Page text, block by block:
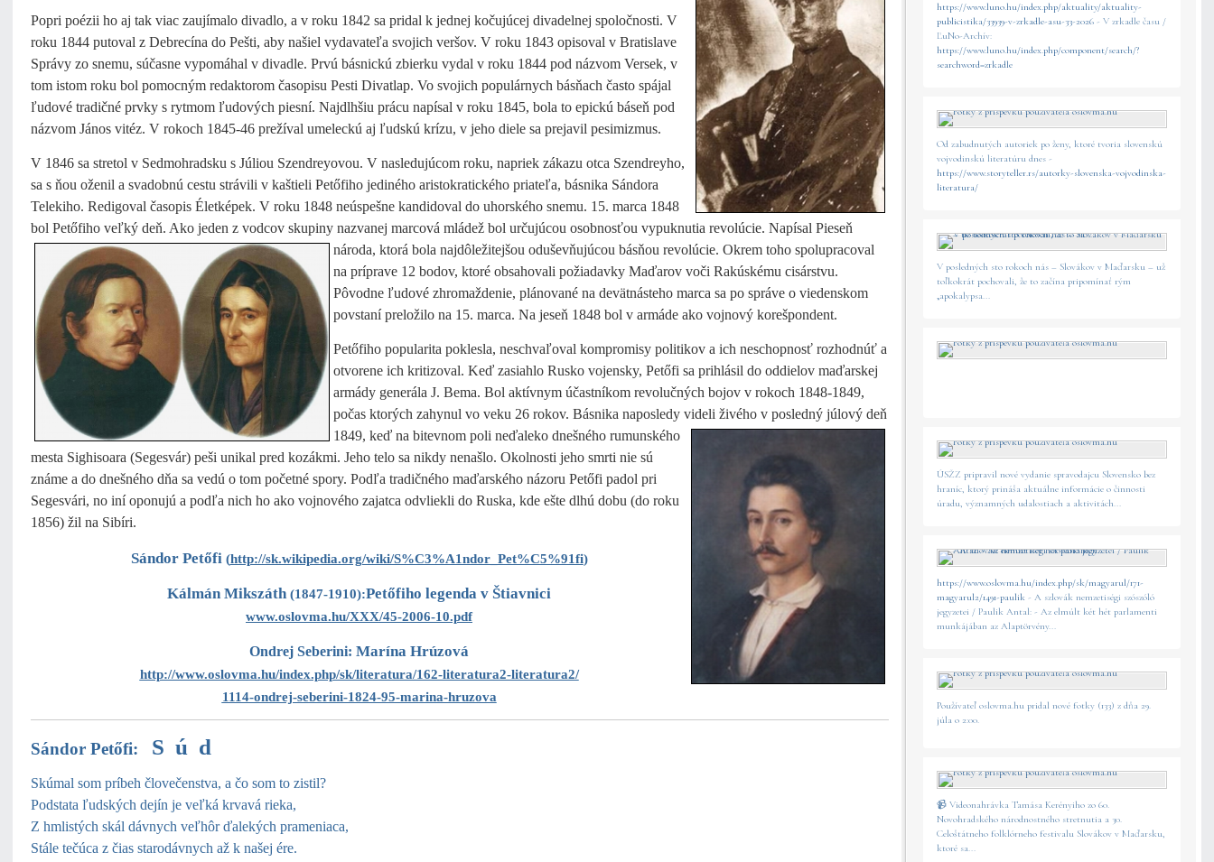
Popri poézii ho aj tak viac zaujímalo divadlo, a v roku 1842 sa pridal k jednej kočujúcej divadelnej spoločnosti. V
roku 1844 putoval z Debrecína do Pešti, aby našiel vydavateľa svojich veršov. V roku 1843 opisoval v Bratislave
Správy zo snemu, súčasne vypomáhal v divadle. Prvú básnickú zbierku vydal v roku 1844 pod názvom Versek, v
tom istom roku bol pomocným redaktorom časopisu Pesti Divatlap. Vo svojich populárnych básňach často spájal
ľudové tradičné prvky s rytmom ľudových piesní. Najdlhšiu prácu napísal v roku 1845, bola to epickú báseň pod
názvom János vitéz. V rokoch 1845-46 prežíval umeleckú aj ľudskú krízu, v jeho diele sa prejavil pesimizmus.
V 1846 sa stretol v Sedmohradsku s Júliou Szendreyovou. V nasledujúcom roku, napriek zákazu otca Szendreyho,
sa s ňou oženil a svadobnú cestu strávili v kaštieli Petőfiho jediného aristokratického priateľa, básnika Sándora
Telekiho. Redigoval časopis Életképek. V roku 1848 neúspešne kandidoval do uhorského snemu. 15. marca 1848
bol Petőfiho veľký deň. Ako jeden z vodcov skupiny nazvanej marcová mládež bol určujúcou osobnosťou vypuknutia revolúcie. Napísal Pieseň
národa, ktorá bola najdôležitejšou oduševňujúcou básňou revolúcie. Okrem toho spolupracoval
na príprave 12 bodov, ktoré obsahovali požiadavky Maďarov voči Rakúskému cisárstvu.
Pôvodne ľudové zhromaždenie, plánované na devätnásteho marca sa po správe o viedenskom
povstaní preložilo na 15. marca. Na jeseň 1848 bol v armáde ako vojnový korešpondent.
Petőfiho popularita poklesla, neschvaľoval kompromisy politikov a ich neschopnosť rozhodnúť a
otvorene ich kritizoval. Keď zasiahlo Rusko vojensky, Petőfi sa prihlásil do oddielov maďarskej
armády generála J. Bema. Bol aktívnym účastníkom revolučných bojov v rokoch 1848-1849,
počas ktorých zahynul vo veku 26 rokov. Básnika naposledy videli živého v posledný júlový deň
1849, keď na bitevnom poli neďaleko dnešného rumunského
mesta Sighisoara (Segesvár) peši unikal pred kozákmi. Jeho telo sa nikdy nenašlo. Okolnosti jeho smrti nie sú
známe a do dnešného dňa sa vedú o tom početné spory. Podľa tradičného maďarského názoru Petőfi padol pri
Segesvári, no iní oponujú a podľa nich ho ako vojnového zajatca odvliekli do Ruska, kde ešte dlhú dobu (do roku
1856) žil na Sibíri.
Sándor Petőfi (http://sk.wikipedia.org/wiki/S%C3%A1ndor_Pet%C5%91fi)
Kálmán Mikszáth(1847-1910):Petőfiho legenda v Štiavnici
www.oslovma.hu/XXX/45-2006-10.pdf
Ondrej Seberini: Marína Hrúzová
http://www.oslovma.hu/index.php/sk/literatura/162-literatura2-literatura2/
1114-ondrej-seberini-1824-95-marina-hruzova
Sándor Petőfi: S ú d
Skúmal som príbeh človečenstva, a čo som to zistil?
Podstata ľudských dejín je veľká krvavá rieka,
Z hmlistých skál dávnych veľhôr ďalekých prameniaca,
Stále tečúca z čias starodávnych až k našej ére.
https://www.luno.hu/index.php/aktuality/aktuality-
publicistika/33939-v-zrkadle-asu-33-2026 - V zrkadle času /
ĽuNo-Archív:
https://www.luno.hu/index.php/component/search/?
searchword=zrkadle
Od zabudnutých autoriek po ženy, ktoré tvoria slovenskú
vojvodinskú literatúru dnes -
https://www.storyteller.rs/autorky-slovenska-vojvodinska-
literatura/
V posledných sto rokoch nás – Slovákov v Maďarsku – už
toľkokrát pochovali, že to začína pripomínať rým
„apokalypsa...
ÚSŽZ pripravil nové vydanie spravodajcu Slovensko bez
hraníc, ktorý prináša aktuálne informácie o činnosti
úradu, významných udalostiach a aktivitách...
https://www.oslovma.hu/index.php/sk/magyarul/171-
magyarul2/1491-paulik - A szlovák nemzetiségi szószóló
jegyzetei / Paulik Antal: - Az elmúlt két hét parlamenti
munkájában az Alaptörvény...
Používateľ oslovma.hu pridal nové fotky (133) z dňa 29.
júla o 2:00.
📹 Videonahrávka Tamása Kerényiho zo 60.
Novohradského národnostného stretnutia a 30.
Celoštátneho folklórneho festivalu Slovákov v Maďarsku,
ktoré sa...